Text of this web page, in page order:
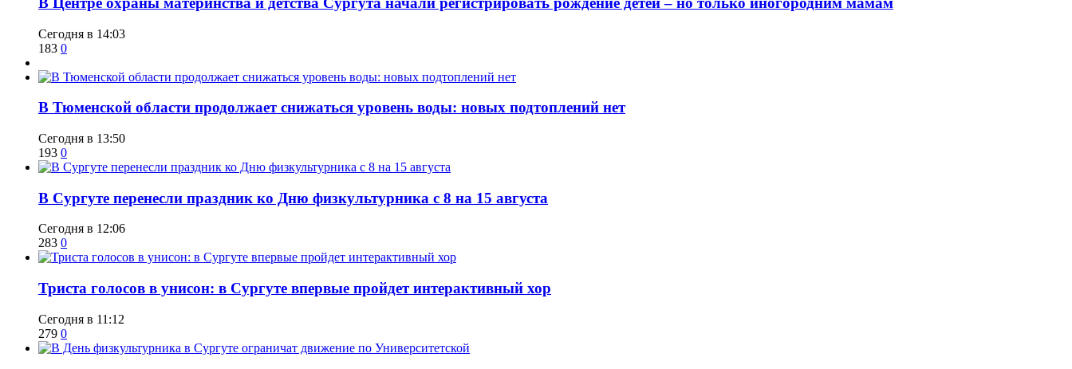
Сегодня в 14:03
183 0
​В Тюменской области продолжает снижаться уровень воды: новых подтоплений нет
Сегодня в 13:50
193 0
​В Сургуте перенесли праздник ко Дню физкультурника с 8 на 15 августа
Сегодня в 12:06
283 0
​Триста голосов в унисон: в Сургуте впервые пройдет интерактивный хор
Сегодня в 11:12
279 0